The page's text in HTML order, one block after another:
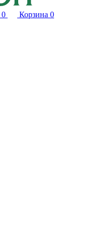
0 Корзина 0